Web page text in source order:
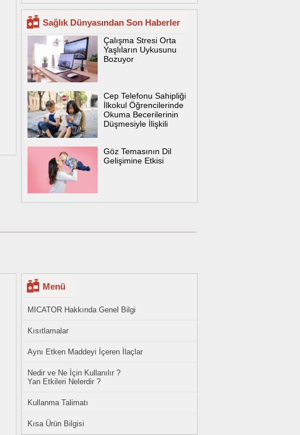
Sağlık Dünyasından Son Haberler
Çalışma Stresi Orta
Yaşlıların Uykusunu
Bozuyor
Cep Telefonu Sahipliği
İlkokul Öğrencilerinde
Okuma Becerilerinin
Düşmesiyle İlişkili
Göz Temasının Dil
Gelişimine Etkisi
Menü
MICATOR Hakkında Genel Bilgi
Kısıtlamalar
Aynı Etken Maddeyi İçeren İlaçlar
Nedir ve Ne İçin Kullanılır ?
Yan Etkileri Nelerdir ?
Kullanma Talimatı
Kısa Ürün Bilgisi